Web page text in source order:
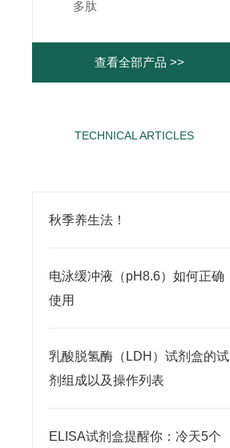
多肽
查看全部产品 >>
TECHNICAL ARTICLES
秋季养生法！
电泳缓冲液（pH8.6）如何正确
使用
乳酸脱氢酶（LDH）试剂盒的试
剂组成以及操作列表
ELISA试剂盒提醒你：冷天5个